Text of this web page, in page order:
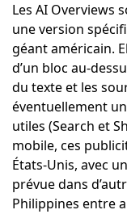
Les AI Overviews
une version
géant américain.
d’un bloc au-
du texte et les
éventuellement
utiles (Search et
mobile, ces
États-Unis, avec
prévue dans
Philippines entre